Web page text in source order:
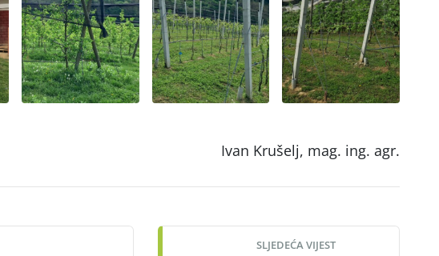
Ivan Krušelj, mag. ing. agr.
SLJEDEĆA VIJEST